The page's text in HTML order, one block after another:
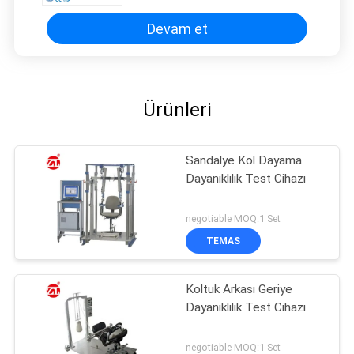
Devam et
Ürünleri
Sandalye Kol Dayama
Dayanıklılık Test Cihazı
negotiable MOQ:1 Set
TEMAS
Koltuk Arkası Geriye
Dayanıklılık Test Cihazı
negotiable MOQ:1 Set